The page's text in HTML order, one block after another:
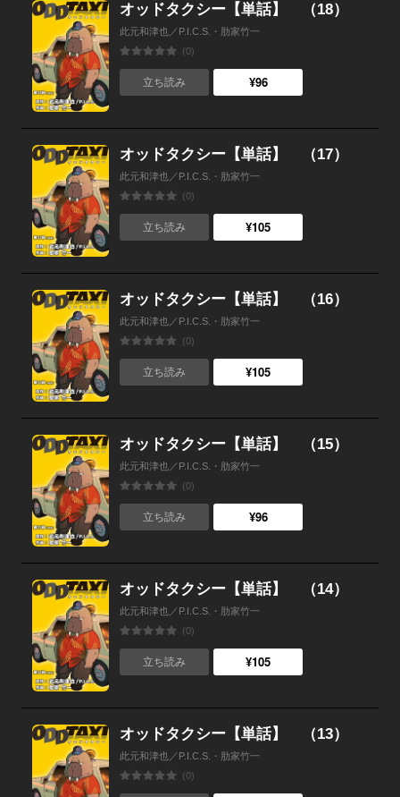
オッドタクシー【単話】 （18）
此元和津也／P.I.C.S.・肋家竹一
(0)
立ち読み ¥96
オッドタクシー【単話】 （17）
此元和津也／P.I.C.S.・肋家竹一
(0)
立ち読み ¥105
オッドタクシー【単話】 （16）
此元和津也／P.I.C.S.・肋家竹一
(0)
立ち読み ¥105
オッドタクシー【単話】 （15）
此元和津也／P.I.C.S.・肋家竹一
(0)
立ち読み ¥96
オッドタクシー【単話】 （14）
此元和津也／P.I.C.S.・肋家竹一
(0)
立ち読み ¥105
オッドタクシー【単話】 （13）
此元和津也／P.I.C.S.・肋家竹一
(0)